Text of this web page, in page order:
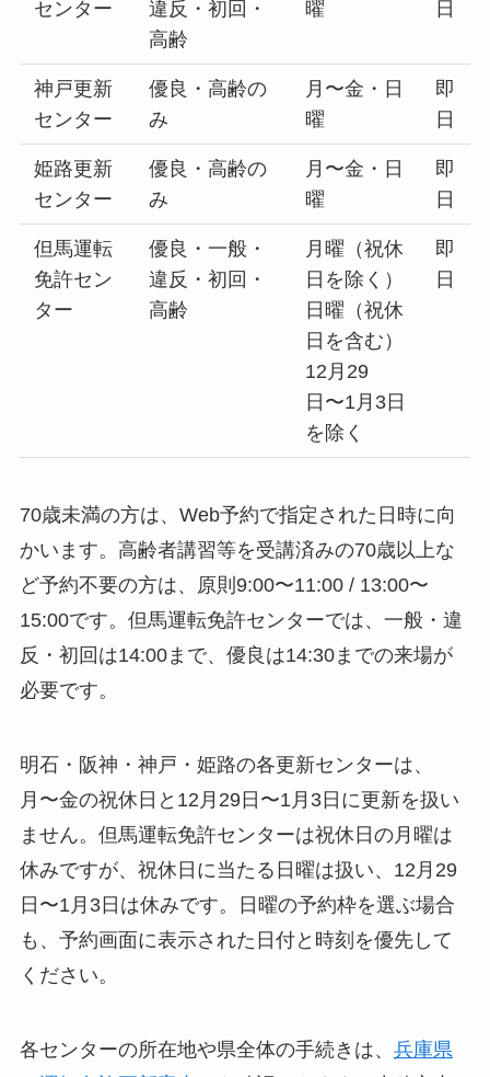
センター
違反・初回・
高齢
曜
日
神戸更新
センター
優良・高齢の
み
月〜金・日
曜
即
日
姫路更新
センター
優良・高齢の
み
月〜金・日
曜
即
日
但馬運転
免許セン
ター
優良・一般・
違反・初回・
高齢
月曜（祝休
日を除く）
日曜（祝休
日を含む）
12月29
日〜1月3日
を除く
即
日
70歳未満の方は、Web予約で指定された日時に向
かいます。高齢者講習等を受講済みの70歳以上な
ど予約不要の方は、原則9:00〜11:00 / 13:00〜
15:00です。但馬運転免許センターでは、一般・違
反・初回は14:00まで、優良は14:30までの来場が
必要です。
明石・阪神・神戸・姫路の各更新センターは、
月〜金の祝休日と12月29日〜1月3日に更新を扱い
ません。但馬運転免許センターは祝休日の月曜は
休みですが、祝休日に当たる日曜は扱い、12月29
日〜1月3日は休みです。日曜の予約枠を選ぶ場合
も、予約画面に表示された日付と時刻を優先して
ください。
各センターの所在地や県全体の手続きは、 兵庫県